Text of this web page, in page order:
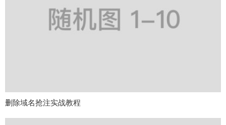
删除域名抢注实战教程